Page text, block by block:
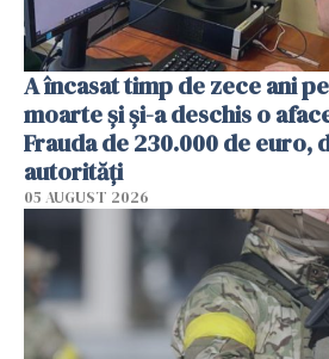
A încasat timp de zece ani
moarte și și-a deschis o
Frauda de 230.000 de euro,
autorități
05 AUGUST 2026